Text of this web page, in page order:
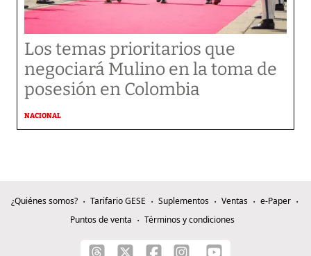
Los temas prioritarios que
negociará Mulino en la toma de
posesión en Colombia
NACIONAL
¿Quiénes somos? Tarifario GESE Suplementos Ventas
e-Paper
Puntos de venta
Términos y condiciones